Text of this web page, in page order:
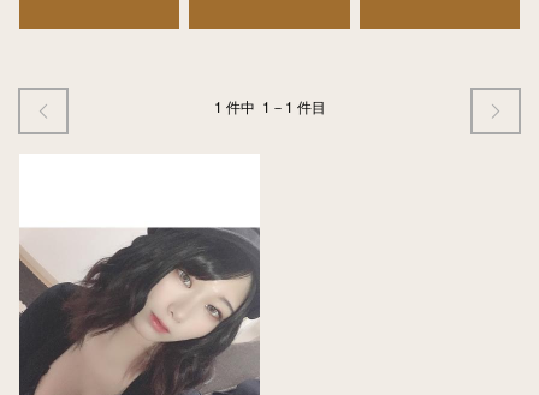
1 件中 1－1 件目